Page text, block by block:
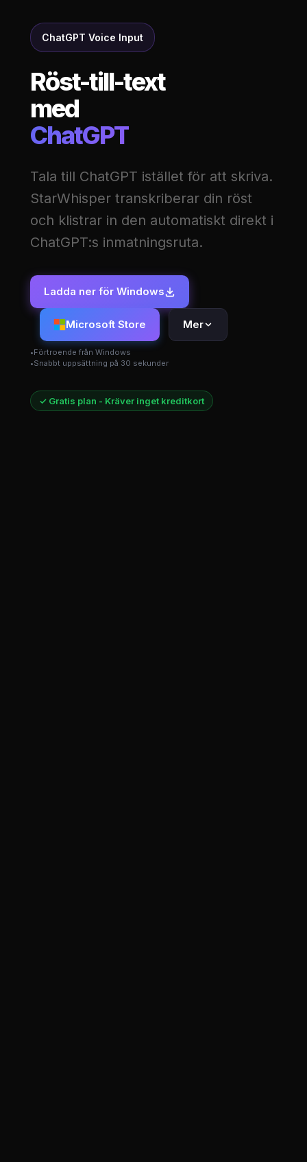
ChatGPT Voice Input
Röst-till-text
med
ChatGPT
Tala till ChatGPT istället för att skriva.
StarWhisper transkriberar din röst
och klistrar in den automatiskt direkt i
ChatGPT:s inmatningsruta.
Ladda ner för Windows
Microsoft Store
Förtroende från Windows
Snabbt uppsättning på 30 sekunder
Mer
✓ Gratis plan - Kräver inget kreditkort